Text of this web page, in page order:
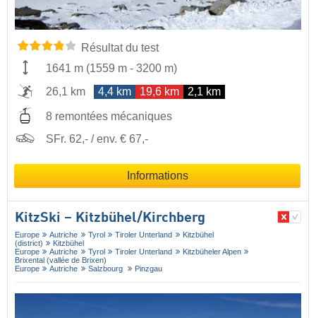
Résultat du test
1641 m (1559 m - 3200 m)
26,1 km
4,4 km 19,6 km 2,1 km
8 remontées mécaniques
SFr. 62,- / env. € 67,-
Informations
KitzSki – Kitzbühel/​Kirchberg
Europe Autriche Tyrol Tiroler Unterland
Kitzbühel
(district)
Kitzbühel
Europe
Autriche Tyrol Tiroler Unterland
Kitzbüheler Alpen
Brixental (vallée de Brixen)
Europe
Autriche Salzbourg Pinzgau